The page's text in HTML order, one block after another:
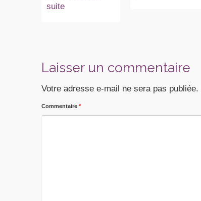
suite
Laisser un commentaire
Votre adresse e-mail ne sera pas publiée.
Commentaire*